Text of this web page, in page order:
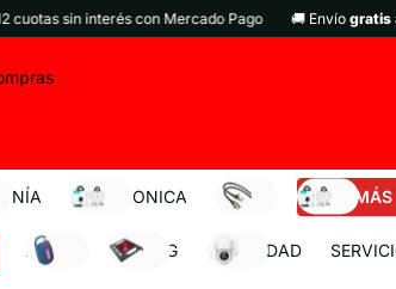
sin interés con Mercado Pago 🚚 Envíogratisa
ELECTRONICA REDES LOS MÁS
AUDIO GAMING SEGURIDAD